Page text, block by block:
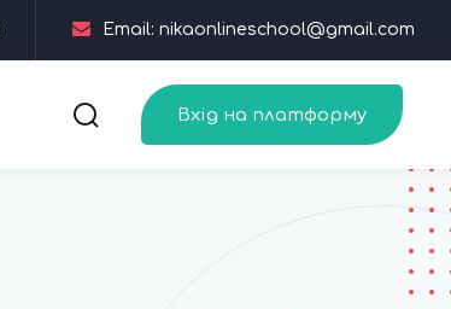
Email: nikaonlineschool@gmail.com
Вхід на платформу